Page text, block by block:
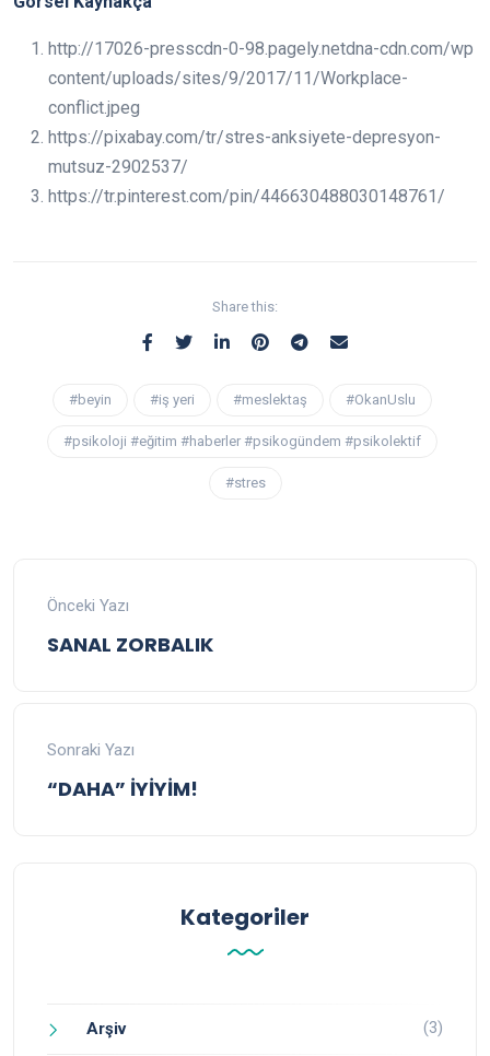
http://17026-presscdn-0-98.pagely.netdna-cdn.com/wp
content/uploads/sites/9/2017/11/Workplace-
conflict.jpeg
https://pixabay.com/tr/stres-anksiyete-depresyon-
mutsuz-2902537/
https://tr.pinterest.com/pin/446630488030148761/
Share this:
#beyin #iş yeri #meslektaş #OkanUslu
#psikoloji #eğitim #haberler #psikogündem #psikolektif
#stres
Önceki Yazı
SANAL ZORBALIK
Sonraki Yazı
“DAHA” İYİYİM!
Kategoriler
Arşiv (3)